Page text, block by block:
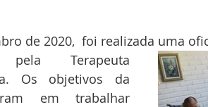
de 2020,  foi realizada uma
Terapeuta
Os objetivos da
em trabalhar